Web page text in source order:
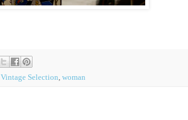
Vintage Selection, woman